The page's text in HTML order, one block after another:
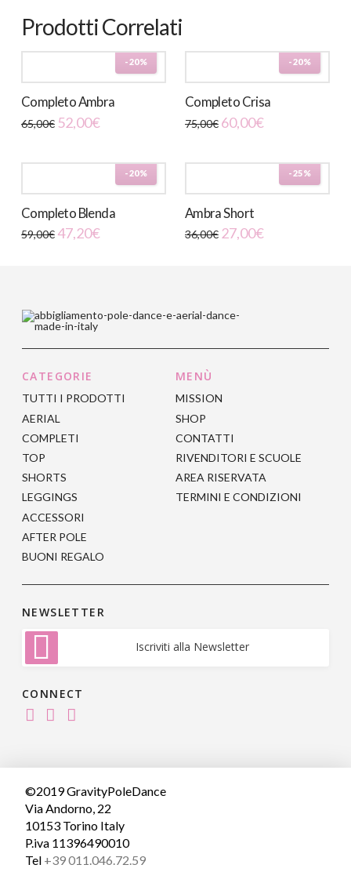
Prodotti Correlati
-20%
Completo Ambra
65,00€ Il
prezzo
65,00€.
52,00€Il
prezzo
52,00€.
-20%
Completo Crisa
75,00€ Il
prezzo
75,00€.
60,00€Il
prezzo
60,00€.
-20%
Completo Blenda
59,00€ Il
prezzo
47,20€Il
prezzo
-25%
Ambra Short
36,00€ 27,00€
Le
opzioni
essere
scelte
nella
pagina
del
prodotto
CATEGORIE
TUTTI I PRODOTTI
AERIAL
COMPLETI
TOP
SHORTS
LEGGINGS
ACCESSORI
AFTER POLE
BUONI REGALO
MENÙ
MISSION
SHOP
CONTATTI
RIVENDITORI E SCUOLE
AREA RISERVATA
TERMINI E CONDIZIONI
NEWSLETTER
Iscriviti alla Newsletter
CONNECT
©2019 GravityPoleDance
Via Andorno, 22
10153 Torino Italy
P.iva 11396490010
Tel +39 011.046.72.59